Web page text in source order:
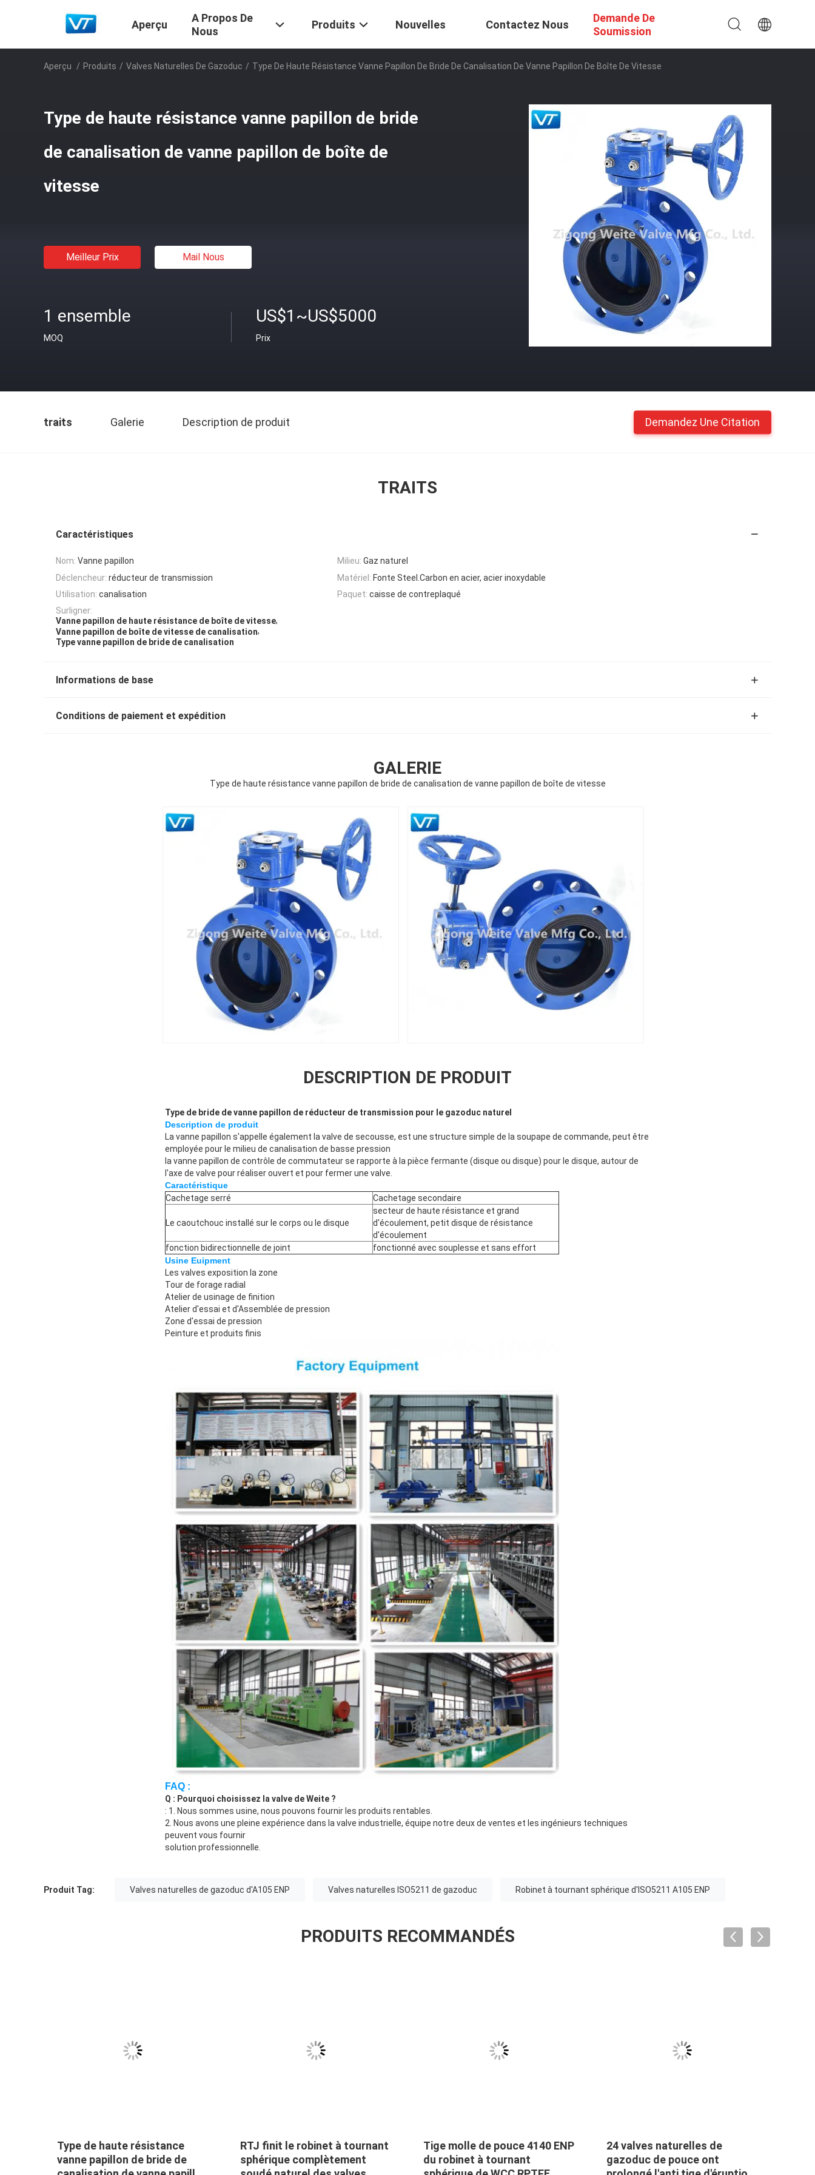
Aperçu
A Propos De
Nous
Produits Nouvelles Contactez Nous
Demande De
Soumission
Aperçu / Produits / Valves Naturelles De Gazoduc / Type De Haute Résistance Vanne Papillon De Bride De Canalisation De Vanne Papillon De Boîte De Vitesse
Type de haute résistance vanne papillon de bride
de canalisation de vanne papillon de boîte de
vitesse
Meilleur Prix Mail Nous
1 ensemble
MOQ
US$1~US$5000
Prix
traits Galerie Description de produit Demandez Une Citation
TRAITS
Caractéristiques
Nom: Vanne papillon Milieu: Gaz naturel
Déclencheur: réducteur de transmission Matériel: Fonte Steel.Carbon en acier, acier inoxydable
Utilisation: canalisation Paquet: caisse de contreplaqué
Surligner:
Vanne papillon de haute résistance de boîte de vitesse,
Vanne papillon de boîte de vitesse de canalisation,
Type vanne papillon de bride de canalisation
Informations de base
Conditions de paiement et expédition
GALERIE
Type de haute résistance vanne papillon de bride de canalisation de vanne papillon de boîte de vitesse
DESCRIPTION DE PRODUIT
Type de bride de vanne papillon de réducteur de transmission pour le gazoduc naturel
Description de produit
La vanne papillon s'appelle également la valve de secousse, est une structure simple de la soupape de commande, peut être
employée pour le milieu de canalisation de basse pression
la vanne papillon de contrôle de commutateur se rapporte à la pièce fermante (disque ou disque) pour le disque, autour de
l'axe de valve pour réaliser ouvert et pour fermer une valve.
Caractéristique
Cachetage serré
Cachetage secondaire
Le caoutchouc installé sur le corps ou le disque
secteur de haute résistance et grand
d'écoulement, petit disque de résistance
d'écoulement
fonction bidirectionnelle de joint
fonctionné avec souplesse et sans effort
Usine Euipment
Les valves exposition la zone
Tour de forage radial
Atelier de usinage de finition
Atelier d'essai et d'Assemblée de pression
Zone d'essai de pression
Peinture et produits finis
FAQ :
Q : Pourquoi choisissez la valve de Weite ?
: 1. Nous sommes usine, nous pouvons fournir les produits rentables.
2. Nous avons une pleine expérience dans la valve industrielle, équipe notre deux de ventes et les ingénieurs techniques
peuvent vous fournir
solution professionnelle.
Produit Tag: Valves naturelles de gazoduc d'A105 ENP Valves naturelles ISO5211 de gazoduc Robinet à tournant sphérique d'ISO5211 A105 ENP
PRODUITS RECOMMANDÉS
Type de haute résistance
vanne papillon de bride de
RTJ finit le robinet à tournant
sphérique complètement
Tige molle de pouce 4140 ENP
du robinet à tournant
24 valves naturelles de
gazoduc de pouce ont